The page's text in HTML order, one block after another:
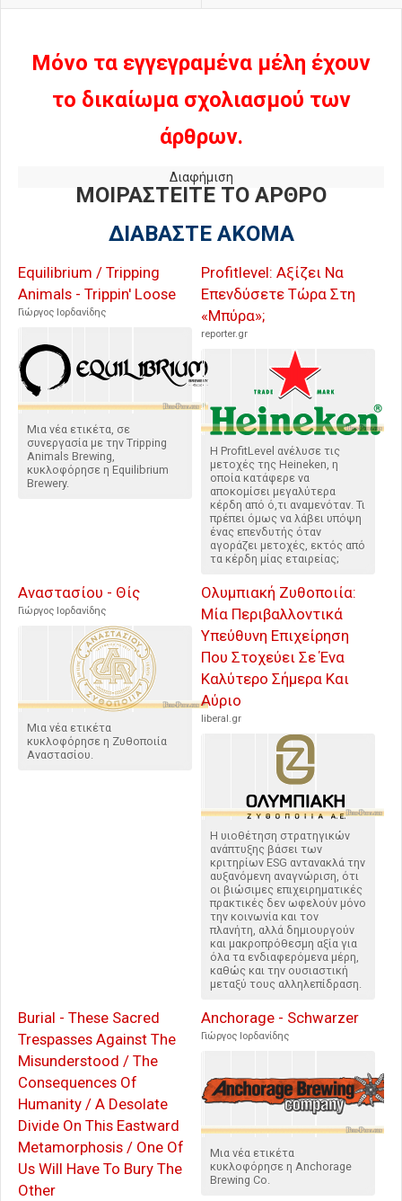
Μόνο τα εγγεγραμένα μέλη έχουν
το δικαίωμα σχολιασμού των
άρθρων.
Διαφήμιση
ΜΟΙΡΑΣΤΕΙΤΕ ΤΟ ΑΡΘΡΟ
ΔΙΑΒΑΣΤΕ ΑΚΟΜΑ
Equilibrium / Tripping
Animals - Trippin' Loose
Γιώργος Ιορδανίδης
Μια νέα ετικέτα, σε
συνεργασία με την Tripping
Animals Brewing,
κυκλοφόρησε η Equilibrium
Brewery.
Profitlevel: Αξίζει Να
Επενδύσετε Τώρα Στη
«Μπύρα»;
reporter.gr
Η ProfitLevel ανέλυσε τις
μετοχές της Heineken, η
οποία κατάφερε να
αποκομίσει μεγαλύτερα
κέρδη από ό,τι αναμενόταν. Τι
πρέπει όμως να λάβει υπόψη
ένας επενδυτής όταν
αγοράζει μετοχές, εκτός από
τα κέρδη μίας εταιρείας;
Αναστασίου - Θίς
Γιώργος Ιορδανίδης
Μια νέα ετικέτα
κυκλοφόρησε η Ζυθοποιία
Αναστασίου.
Ολυμπιακή Ζυθοποιία:
Μία Περιβαλλοντικά
Υπεύθυνη Επιχείρηση
Που Στοχεύει Σε Ένα
Καλύτερο Σήμερα Και
Αύριο
liberal.gr
Η υιοθέτηση στρατηγικών
ανάπτυξης βάσει των
κριτηρίων ESG αντανακλά την
αυξανόμενη αναγνώριση, ότι
οι βιώσιμες επιχειρηματικές
πρακτικές δεν ωφελούν μόνο
την κοινωνία και τον
πλανήτη, αλλά δημιουργούν
και μακροπρόθεσμη αξία για
όλα τα ενδιαφερόμενα μέρη,
καθώς και την ουσιαστική
μεταξύ τους αλληλεπίδραση.
Burial - These Sacred
Trespasses Against The
Misunderstood / The
Consequences Of
Humanity / A Desolate
Divide On This Eastward
Metamorphosis / One Of
Us Will Have To Bury The
Other
Anchorage - Schwarzer
Γιώργος Ιορδανίδης
Μια νέα ετικέτα
κυκλοφόρησε η Anchorage
Brewing Co.